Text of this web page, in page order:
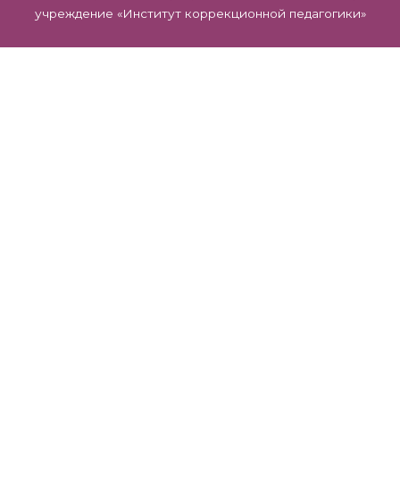
учреждение «Институт коррекционной педагогики»